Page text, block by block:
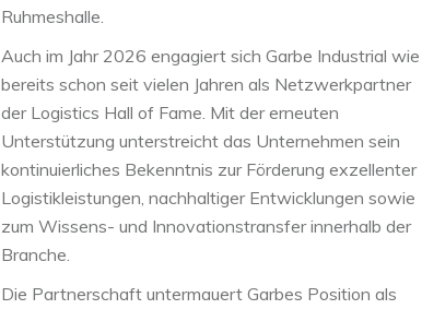
Ruhmeshalle.
Auch im Jahr 2026 engagiert sich Garbe Industrial wie
bereits schon seit vielen Jahren als Netzwerkpartner
der Logistics Hall of Fame. Mit der erneuten
Unterstützung unterstreicht das Unternehmen sein
kontinuierliches Bekenntnis zur Förderung exzellenter
Logistikleistungen, nachhaltiger Entwicklungen sowie
zum Wissens- und Innovationstransfer innerhalb der
Branche.
Die Partnerschaft untermauert Garbes Position als